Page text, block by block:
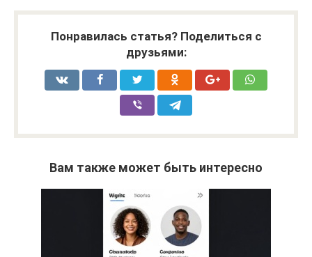
Понравилась статья? Поделиться с
друзьями:
Вам также может быть интересно